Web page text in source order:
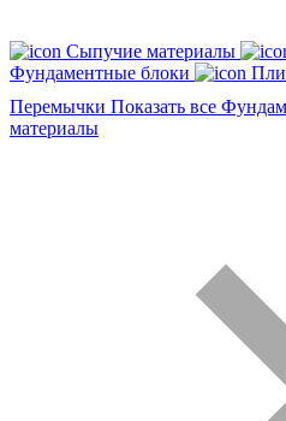
Сыпучие материалы
Фундаментные блоки
Перемычки Показать все
материалы